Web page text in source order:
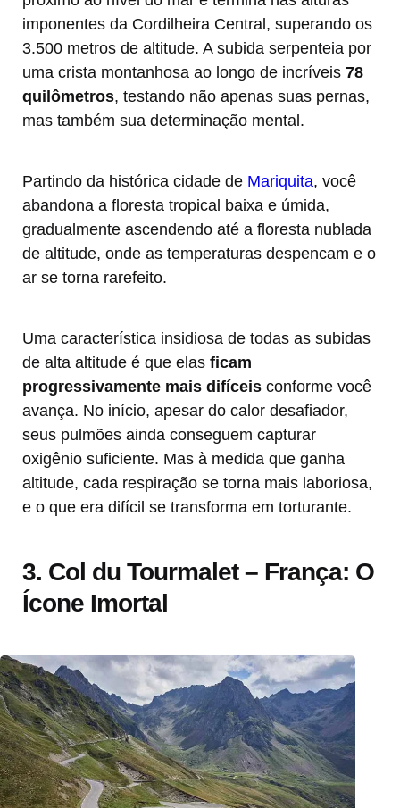
imponentes da Cordilheira Central, superando os
3.500 metros de altitude. A subida serpenteia por
uma crista montanhosa ao longo de incríveis 78
quilômetros, testando não apenas suas pernas,
mas também sua determinação mental.
Partindo da histórica cidade de Mariquita, você
abandona a floresta tropical baixa e úmida,
gradualmente ascendendo até a floresta nublada
de altitude, onde as temperaturas despencam e o
ar se torna rarefeito.
Uma característica insidiosa de todas as subidas
de alta altitude é que elas ficam
progressivamente mais difíceis conforme você
avança. No início, apesar do calor desafiador,
seus pulmões ainda conseguem capturar
oxigênio suficiente. Mas à medida que ganha
altitude, cada respiração se torna mais laboriosa,
e o que era difícil se transforma em torturante.
3. Col du Tourmalet – França: O
Ícone Imortal